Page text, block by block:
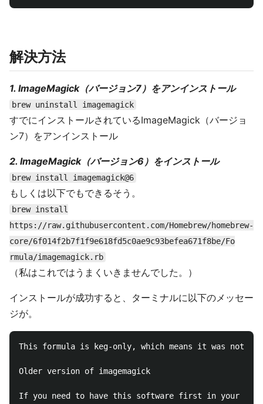
解決方法
1. ImageMagick（バージョン7）をアンインストール
brew uninstall imagemagick
すでにインストールされているImageMagick（バージョ
ン7）をアンインストール
2. ImageMagick（バージョン6）をインストール
brew install imagemagick@6
もしくは以下でもできるそう。
brew install
https://raw.githubusercontent.com/Homebrew/homebrew-
core/6f0‌​14f2b7f1f9e618fd5c0a‌​e9c93befea671f8be/Fo‌​
rmula/imagemagick.rb
（私はこれではうまくいきませんでした。）
インストールが成功すると、ターミナルに以下のメッセー
ジが。
This formula is keg-only, which means it was not
Older version of imagemagick
If you need to have this software first in your